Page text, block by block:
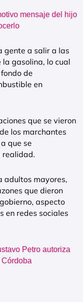
mensaje del hijo
gente a salir a las
gasolina, lo cual
de
en
que se vieron
los marchantes
que se
realidad.
adultos mayores,
que dieron
aspecto
en redes sociales
Petro autoriza